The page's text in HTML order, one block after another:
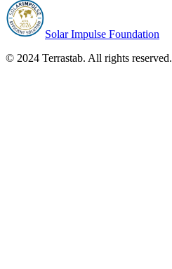
Solar Impulse Foundation
© 2024 Terrastab. All rights reserved.